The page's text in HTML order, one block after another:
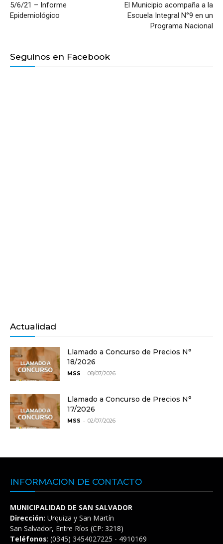
5/6/21 – Informe
Epidemiológico
El Municipio acompaña a la
Escuela Integral N°9 en un
Programa Nacional
Seguinos en Facebook
Actualidad
Llamado a Concurso de Precios N°
18/2026
MSS - 08/07/2026
Llamado a Concurso de Precios N°
17/2026
MSS - 02/07/2026
INFORMACIÓN DE CONTACTO
MUNICIPALIDAD DE SAN SALVADOR
Dirección: Urquiza y San Martín
San Salvador, Entre Ríos (CP: 3218)
Teléfonos: (0345) 3454027225 - 4910169